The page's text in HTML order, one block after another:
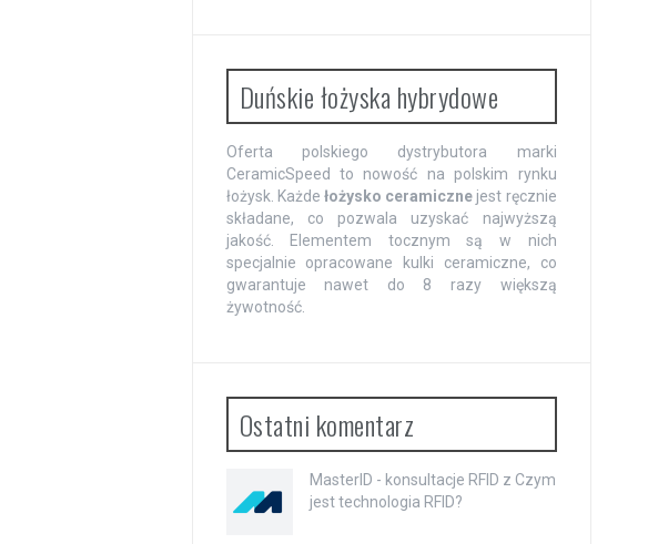
Duńskie łożyska hybrydowe
Oferta polskiego dystrybutora marki
CeramicSpeed to nowość na polskim rynku
łożysk. Każde łożysko ceramiczne jest ręcznie
składane, co pozwala uzyskać najwyższą
jakość. Elementem tocznym są w nich
specjalnie opracowane kulki ceramiczne, co
gwarantuje nawet do 8 razy większą
żywotność.
Ostatni komentarz
MasterID - konsultacje RFID z Czym
jest technologia RFID?